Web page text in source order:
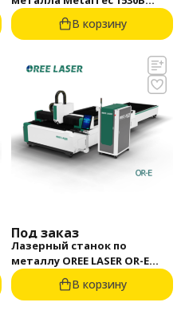
(1500 Вт)
В корзину
Под заказ
Лазерный станок по
металлу OREE LASER OR-E
3015 1500 Вт
В корзину